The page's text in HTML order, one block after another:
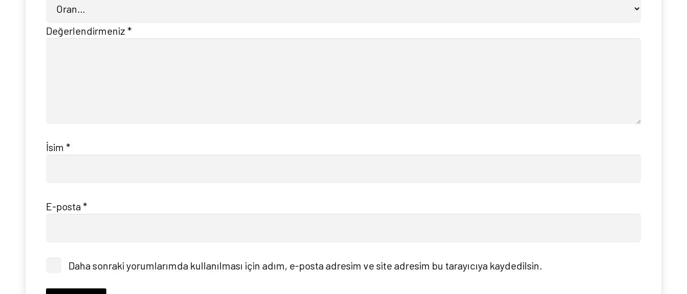
Değerlendirmeniz *
İsim *
E-posta *
Daha sonraki yorumlarımda kullanılması için adım, e-posta adresim ve site adresim bu tarayıcıya kaydedilsin.